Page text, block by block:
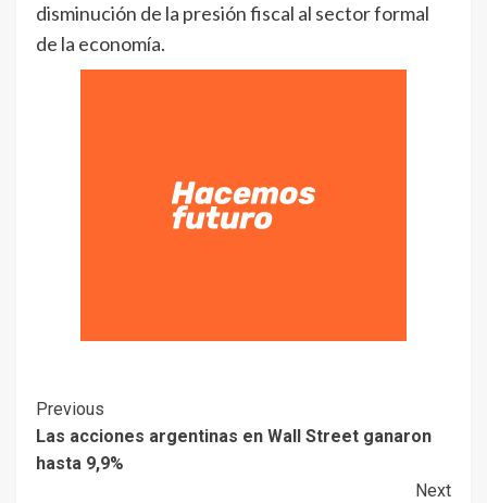
disminución de la presión fiscal al sector formal
de la economía.
Previous
Las acciones argentinas en Wall Street ganaron
hasta 9,9%
Next